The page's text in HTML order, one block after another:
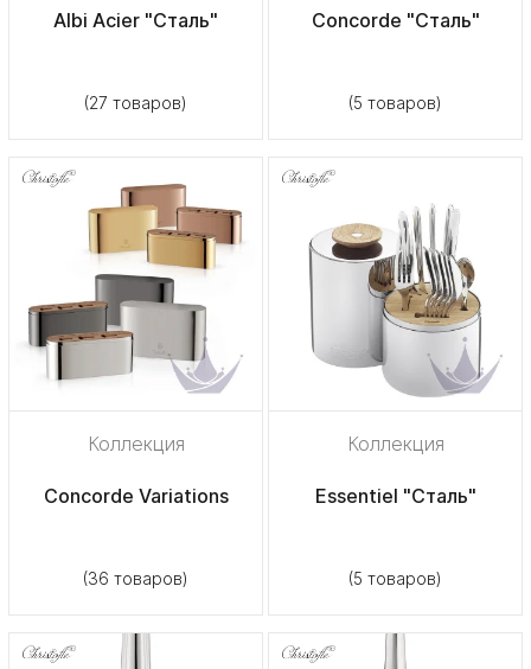
Albi Acier "Сталь"
(27 товаров)
Concorde "Сталь"
(5 товаров)
Коллекция
Concorde Variations
(36 товаров)
Коллекция
Essentiel "Сталь"
(5 товаров)